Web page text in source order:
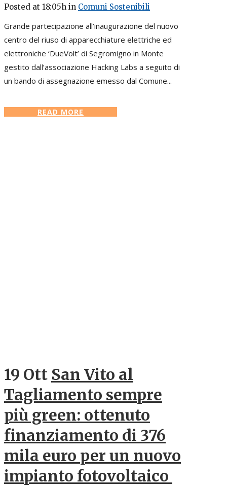
Posted at 18:05h in Comuni Sostenibili
Grande partecipazione all’inaugurazione del nuovo
centro del riuso di apparecchiature elettriche ed
elettroniche ‘DueVolt’ di Segromigno in Monte
gestito dall’associazione Hacking Labs a seguito di
un bando di assegnazione emesso dal Comune...
READ MORE
19 Ott San Vito al
Tagliamento sempre
più green: ottenuto
finanziamento di 376
mila euro per un nuovo
impianto fotovoltaico